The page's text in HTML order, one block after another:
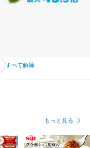
すべて解除
もっと見る